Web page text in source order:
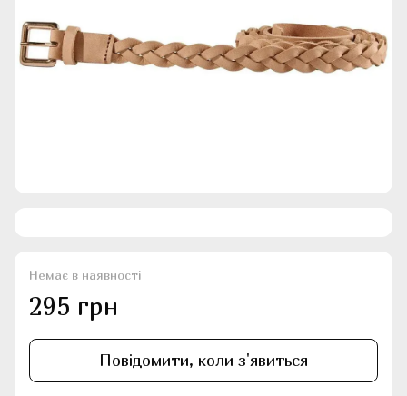
Немає в наявності
295 грн
Повідомити, коли з'явиться